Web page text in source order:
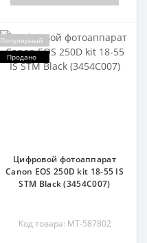
Популярный
Продано
Цифровой фотоаппарат
Canon EOS 250D kit 18-55 IS
STM Black (3454C007)
Код товара: MT-587802